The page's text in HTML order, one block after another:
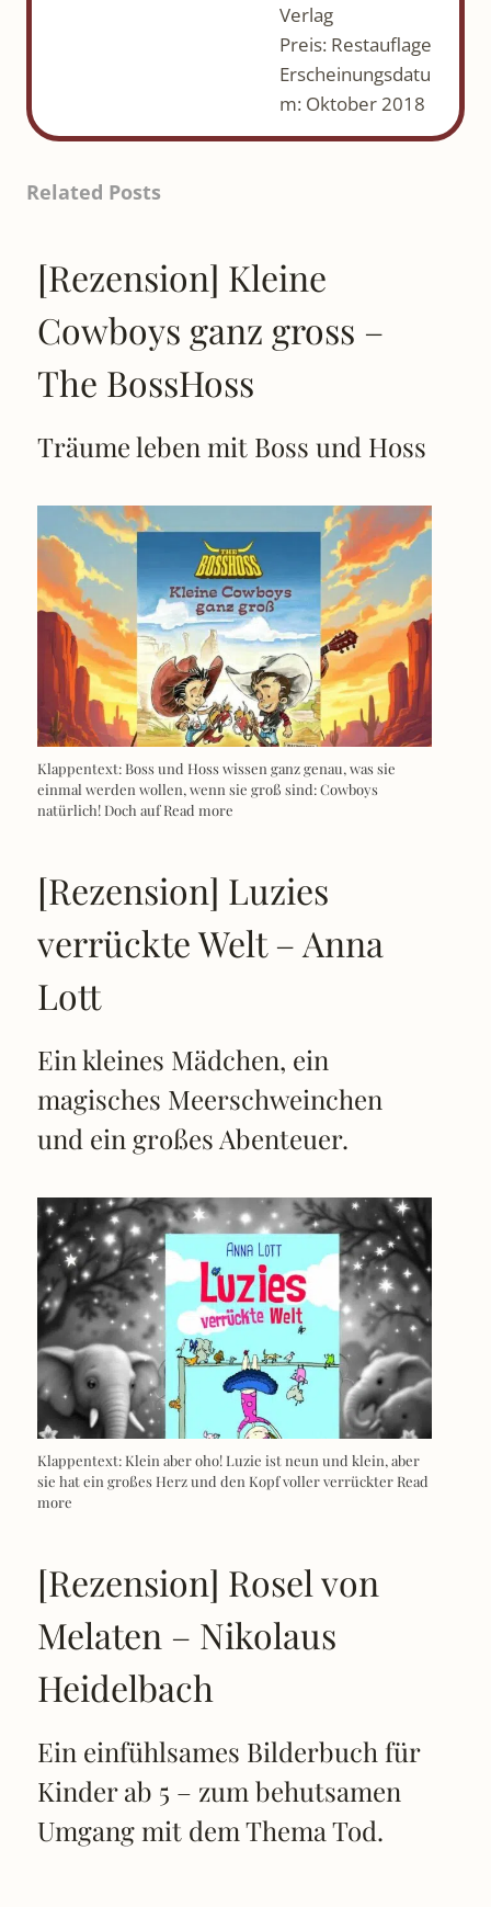
Verlag
Preis: Restauflage
Erscheinungsdatu
m: Oktober 2018
Related Posts
[Rezension] Kleine
Cowboys ganz gross –
The BossHoss
Träume leben mit Boss und Hoss
Klappentext: Boss und Hoss wissen ganz genau, was sie
einmal werden wollen, wenn sie groß sind: Cowboys
natürlich! Doch aufRead more
[Rezension] Luzies
verrückte Welt – Anna
Lott
Ein kleines Mädchen, ein
magisches Meerschweinchen
und ein großes Abenteuer.
Klappentext: Klein aber oho! Luzie ist neun und klein, aber
sie hat ein großes Herz und den Kopf voller verrückter Read
more
[Rezension] Rosel von
Melaten – Nikolaus
Heidelbach
Ein einfühlsames Bilderbuch für
Kinder ab 5 – zum behutsamen
Umgang mit dem Thema Tod.